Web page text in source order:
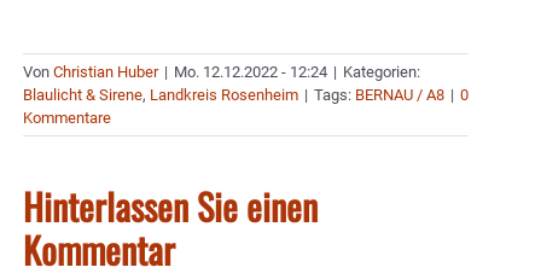
Von Christian Huber | Mo. 12.12.2022 - 12:24 | Kategorien:
Blaulicht & Sirene, Landkreis Rosenheim | Tags: BERNAU / A8 | 0
Kommentare
Hinterlassen Sie einen
Kommentar